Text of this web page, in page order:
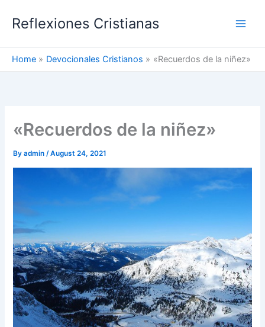
Reflexiones Cristianas
Home Devocionales Cristianos «Recuerdos de la niñez»
«Recuerdos de la niñez»
Byadmin/August 24, 2021